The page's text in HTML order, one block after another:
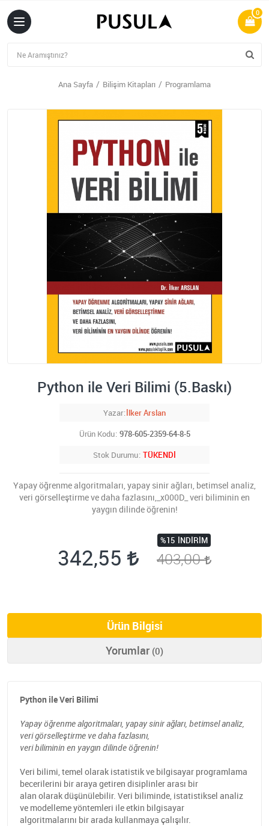
0
Ana Sayfa Bilişim Kitapları Programlama
Python ile Veri Bilimi (5.Baskı)
Yazar İlker Arslan
Ürün Kodu 978-605-2359-64-8-5
Stok Durumu TÜKENDİ
Yapay öğrenme algoritmaları, yapay sinir ağları, betimsel analiz,
veri görselleştirme ve daha fazlasını,_x000D_ veri biliminin en
yaygın dilinde öğrenin!
342,55
%15 İNDIRIM
403,00
Ürün Bilgisi
Yorumlar (0)
Python ile Veri Bilimi
Yapay öğrenme algoritmaları, yapay sinir ağları, betimsel analiz,
veri görselleştirme ve daha fazlasını,
veri biliminin en yaygın dilinde öğrenin!
Veri bilimi, temel olarak istatistik ve bilgisayar programlama
becerilerini bir araya getiren disiplinler arası bir
alan olarak düşünülebilir. Veri biliminde, istatistiksel analiz
ve modelleme yöntemleri ile etkin bilgisayar
algoritmalarını bir arada kullanmaya çalışılır.